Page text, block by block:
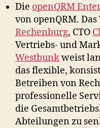
Die openQRM
von openQRM. Das
Rechenburg, CTO
Vertriebs- und
Westbunkweist
das flexible,
Betreiben von
professionelle
die
Abteilungen zu